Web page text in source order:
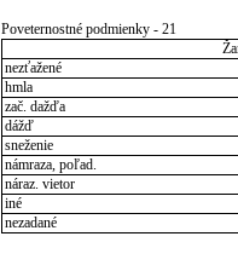
Poveternostné podmienky - 21
nezťažené
hmla
zač. dažďa
dážď
sneženie
námraza, poľad.
náraz. vietor
iné
nezadané